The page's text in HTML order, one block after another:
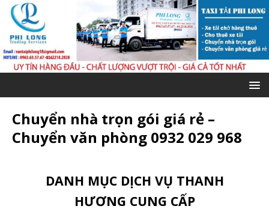
Chuyển nhà trọn gói giá rẻ –
Chuyển văn phòng 0932 029 968
DANH MỤC DỊCH VỤ THANH
HƯƠNG CUNG CẤP